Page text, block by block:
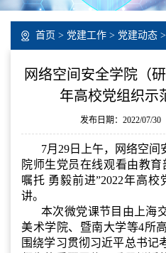
首页 > 党建工作 > 党建动态
网络空间安全学院（
年高校党组织示
发布日期：2022/07/30
7月29日上午，网络空
院师生党员在线观看由教
嘱托 勇毅前进”2022年高
讲。
本次微党课节目由上海
美术学院、暨南大学等4所
围绕学习贯彻习近平总书记